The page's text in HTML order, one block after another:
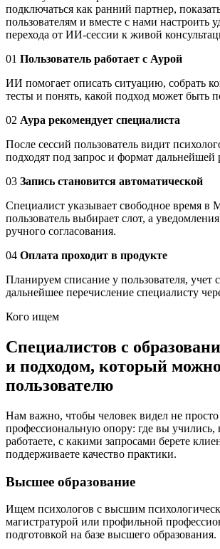
подключаться как ранний партнер,
пользователям и вместе с нами настроить
перехода от ИИ-сессии к живой
01 Пользователь работает с Аурой
ИИ помогает описать ситуацию, собрать
тесты и понять, какой подход может быть
02 Аура рекомендует специалиста
После сессий пользователь видит
подходят под запрос и формат дальнейшей
03 Запись становится автоматической
Специалист указывает свободное время в
пользователь выбирает слот, а
ручного согласования.
04 Оплата проходит в продукте
Планируем списание у пользователя, учет
дальнейшее перечисление специалисту
Кого ищем
Специалистов с
и подходом, который
пользователю
Нам важно, чтобы человек видел не просто
профессиональную опору: где вы учились,
работаете, с какими запросами берете
поддерживаете качество практики.
Высшее образование
Ищем психологов с высшим
магистратурой или профильной
подготовкой на базе высшего образования.